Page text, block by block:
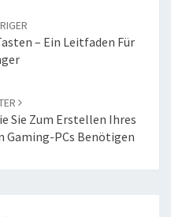
– Ein Leitfaden Für
Sie Zum Erstellen Ihres
PCs Benötigen